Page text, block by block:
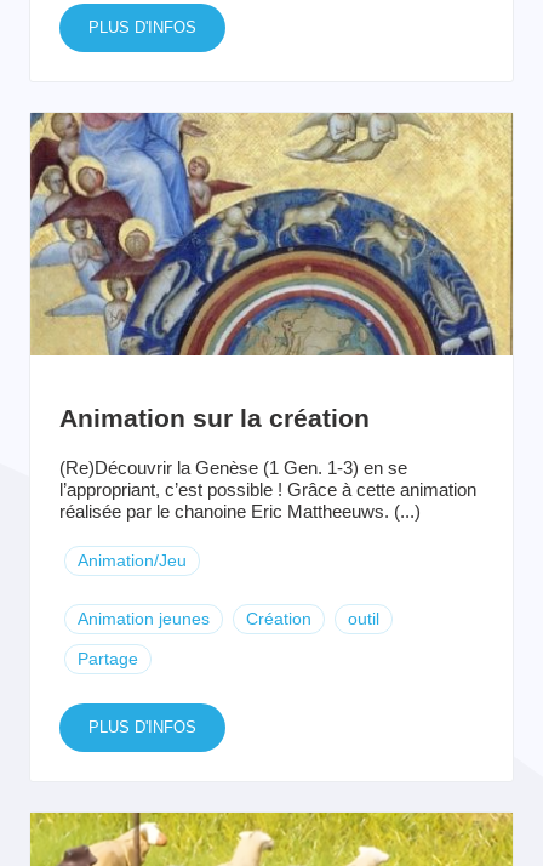
PLUS D'INFOS
Animation sur la création
(Re)Découvrir la Genèse (1 Gen. 1-3) en se
l’appropriant, c’est possible ! Grâce à cette animation
réalisée par le chanoine Eric Mattheeuws. (...)
Animation/Jeu
Animation jeunes Création outil
Partage
PLUS D'INFOS